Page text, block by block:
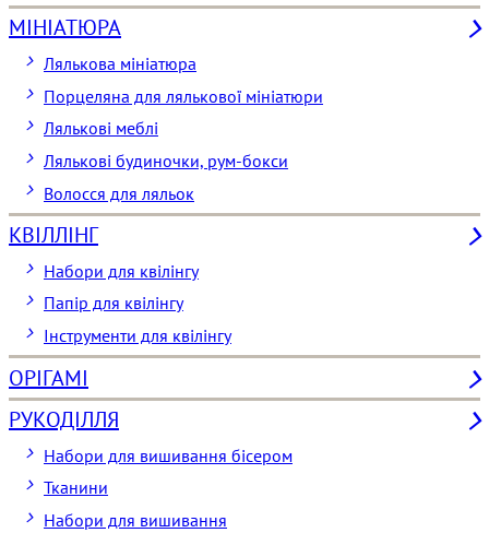
МІНІАТЮРА
Лялькова мініатюра
Порцеляна для лялькової мініатюри
Лялькові меблі
Лялькові будиночки, рум-бокси
Волосся для ляльок
КВІЛЛІНГ
Набори для квілінгу
Папір для квілінгу
Інструменти для квілінгу
ОРІГАМІ
РУКОДІЛЛЯ
Набори для вишивання бісером
Тканини
Набори для вишивання